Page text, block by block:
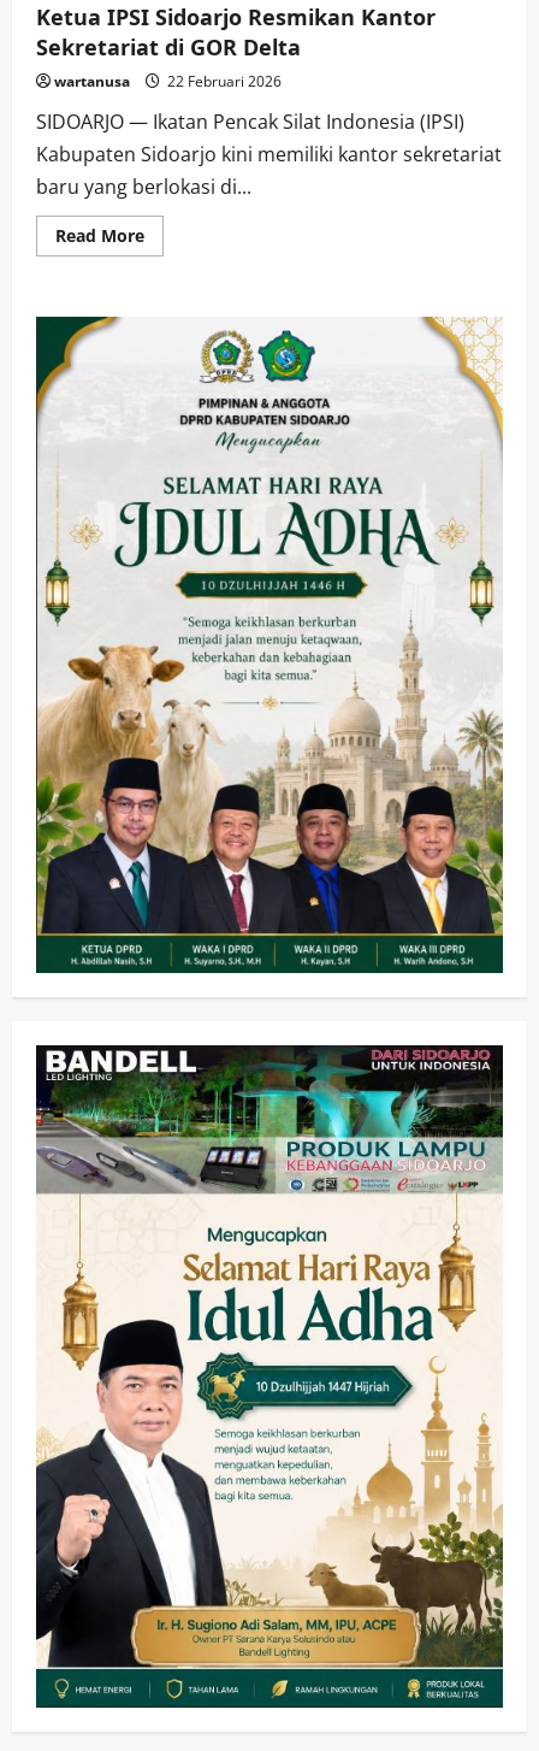
Ketua IPSI Sidoarjo Resmikan Kantor
Sekretariat di GOR Delta
wartanusa 22 Februari 2026
SIDOARJO — Ikatan Pencak Silat Indonesia (IPSI)
Kabupaten Sidoarjo kini memiliki kantor sekretariat
baru yang berlokasi di...
Read MoreRead
more
Resmikan
Sekretariat
Delta
2
Kesehatan
Pembangunan
Pemerintahan
PANAS! Kalah Tender Proyek RSUD
Sibar Rp 9,9 M, Beranikah CV Tiga
Anugerah Utama Pertaruhkan
Jaminan Rp 100 Juta?
wartanusa 5 Agustus 2026
3
Olahraga
Adu Taktik di Atas Rumput Sintetis:
PWI dan Sapma PP Sidoarjo
Memanaskan Mesin Menuju Piala
Soccer
wartanusa 5 Agustus 2026
Ekonomi Hiburan Pemerintahan
HOT NEWS: Ribuan Warga Wage
Tumplek Blek di Bazar Rakyat Jalan
Jambu, Borong Kuliner UMKM Sambil
Nonton Jaranan!